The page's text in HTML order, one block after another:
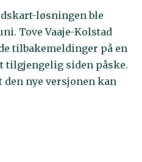
løsningen ble
Tove Vaaje-Kolstad
tilbakemeldinger på en
tilgjengelig siden påske.
den nye versjonen kan